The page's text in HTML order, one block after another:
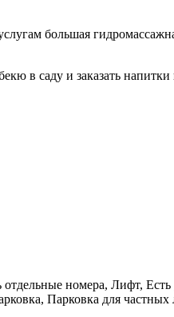
большая
в саду и заказать напитки
номера, Лифт, Есть
Парковка для